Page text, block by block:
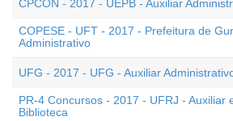
CPCON - 2017 - UEPB - Auxiliar
COPESE - UFT - 2017 - Prefeitura de
Administrativo
UFG - 2017 - UFG - Auxiliar
PR-4 Concursos - 2017 - UFRJ - Auxiliar
Biblioteca